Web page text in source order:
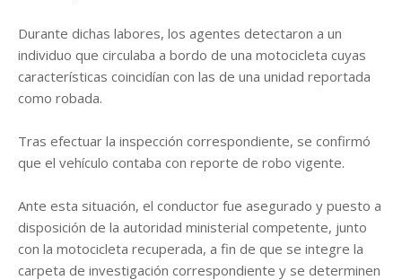
Durante dichas labores, los agentes detectaron a un
individuo que circulaba a bordo de una motocicleta cuyas
características coincidían con las de una unidad reportada
como robada.
Tras efectuar la inspección correspondiente, se confirmó
que el vehículo contaba con reporte de robo vigente.
Ante esta situación, el conductor fue asegurado y puesto a
disposición de la autoridad ministerial competente, junto
con la motocicleta recuperada, a fin de que se integre la
carpeta de investigación correspondiente y se determinen